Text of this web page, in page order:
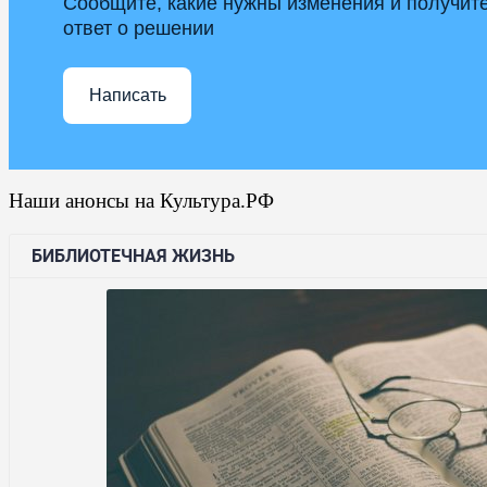
ответ о решении
Написать
Наши анонсы на Культура.РФ